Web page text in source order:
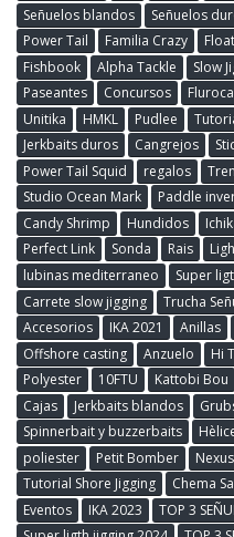
Señuelos blandos
Señuelos
Power Tail
Familia Crazy
Fishbook
Alpha Tackle Slow
Paseantes
Concursos
Unitika
HMKL Pudlee
Jerkbaits duros
Cangrejos
Power Tail Squid
regalos
Studio Ocean Mark
Paddle
Candy Shrimp
Hundidos
Perfect Link
Sonda Rais
lubinas mediterraneo
Super
Carrete slow jigging
Trucha
Accesorios
IKA 2021 Anillas
Offshore casting
Anzuelo Hi
Polyester
10FTU Kattobi Bou
Cajas
Jerkbaits blandos
Spinnerbait y buzzerbaits
poliester
Petit Bomber Nexus
Tutorial Shore Jigging
Chema
Eventos
IKA 2023
TOP 3